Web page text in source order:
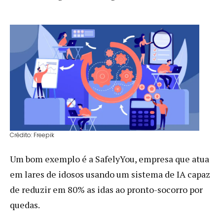
Crédito: Freepik
Um bom exemplo é a SafelyYou, empresa que atua
em lares de idosos usando um sistema de IA capaz
de reduzir em 80% as idas ao pronto-socorro por
quedas.